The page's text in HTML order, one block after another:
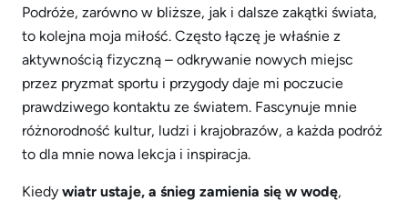
Podróże, zarówno w bliższe, jak i dalsze zakątki świata,
to kolejna moja miłość. Często łączę je właśnie z
aktywnością fizyczną – odkrywanie nowych miejsc
przez pryzmat sportu i przygody daje mi poczucie
prawdziwego kontaktu ze światem. Fascynuje mnie
różnorodność kultur, ludzi i krajobrazów, a każda podróż
to dla mnie nowa lekcja i inspiracja.
Kiedy wiatr ustaje, a śnieg zamienia się w wodę,